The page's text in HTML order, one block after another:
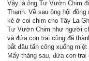
Vậy là ông Tư Vườn Chim
Thạnh. Về sau ông hội
kẻ ở coi chim cho Tây La
Tư Vườn Chim như người
và đứa con trai cũng đã
bắt đầu tấn công xuống
Mấy tháng sau, đứa con